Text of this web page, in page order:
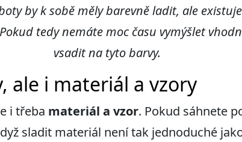
by k sobě měly barevně ladit, ale
tedy nemáte moc času vymýšlet
vsadit na tyto barvy.
ale i materiál a vzory
i třeba materiál a vzor. Pokud sáhnete
sladit materiál není tak jednoduché